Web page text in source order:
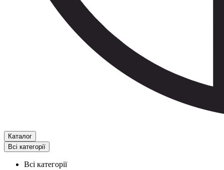
Каталог
Всі категорії
Всі категорії